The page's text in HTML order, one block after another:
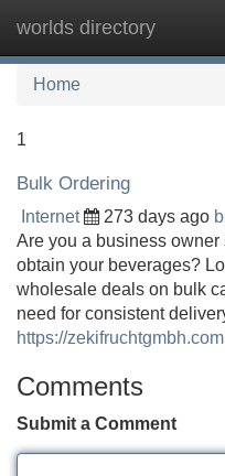
worlds directory
Home
1
Bulk Ordering
Internet 273 days ago
Are you a business
obtain your beverages?
wholesale deals on bulk
need for consistent
https://zekifruchtgmbh.com
Comments
Submit a Comment